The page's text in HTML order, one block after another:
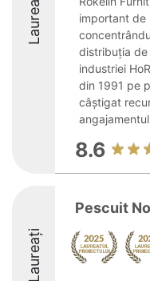
Laureați
important de
distribuția
industriei
din 1991 pe
câștigat
8.6
Laureați
Pescuit